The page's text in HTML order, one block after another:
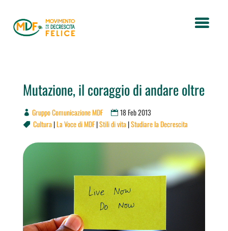
Mutazione, il coraggio di andare oltre
Gruppo Comunicazione MDF 18 Feb 2013
 Cultura |La Voce di MDF|Stili di vita |Studiare la Decrescita